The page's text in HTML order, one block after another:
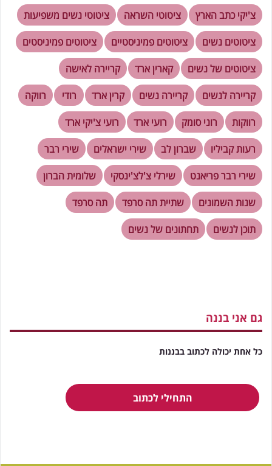
צ'יקי כתב הארץ
ציטוטי השראה
ציטוטי נשים משפיעות
ציטוטים נשים
ציטוטים פמיניסטיים
ציטוטים פמיניסטים
ציטוטים של נשים
קארין ארד
קריירה לאישה
קריירה לנשים
קריירה נשים קרין ארד רודי
רווקה
רווקות
רוני סומק רועי ארד
רועי צ'יקי ארד
רעות קביליו
שברון לב שירי ישראלים
שירי רבר
שירי רבר פריאנט
שירלי צ'לצ'ינסקי
שלומית הברון
שנות השמונים
שתיית תה סרפד
תה סרפד
תוכן לנשים
תחתונים של נשים
גם אני בננה
כל אחת יכולה לכתוב בבננות
התחילי לכתוב